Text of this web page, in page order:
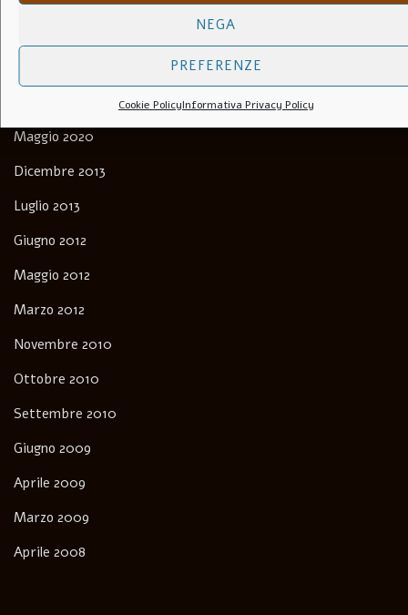
NEGA
PREFERENZE
Cookie PolicyInformativa Privacy Policy
Archivi
Maggio 2020
Dicembre 2013
Luglio 2013
Giugno 2012
Maggio 2012
Marzo 2012
Novembre 2010
Ottobre 2010
Settembre 2010
Giugno 2009
Aprile 2009
Marzo 2009
Aprile 2008